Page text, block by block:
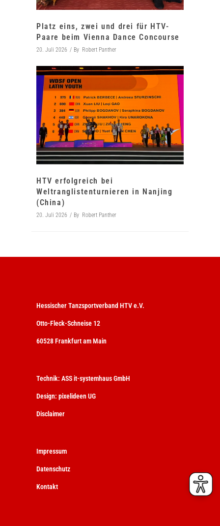
Platz eins, zwei und drei für HTV-
Paare beim Vienna Dance Concourse
20. Juli 2026 By Robert Panther
HTV erfolgreich bei
Weltranglistenturnieren in Nanjing
(China)
20. Juli 2026 By Robert Panther
Hessischer Tanzsportverband HTV e.V.
Otto-Fleck-Schneise 12
60528 Frankfurt am Main
Technik: ASS it-systemhaus GmbH
Design: pixelideen UG
Disclaimer
Impressum
Datenschutz
Kontakt